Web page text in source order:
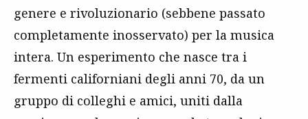
genere e rivoluzionario (sebbene passato
completamente inosservato) per la musica
intera. Un esperimento che nasce tra i
fermenti californiani degli anni 70, da un
gruppo di colleghi e amici, uniti dalla